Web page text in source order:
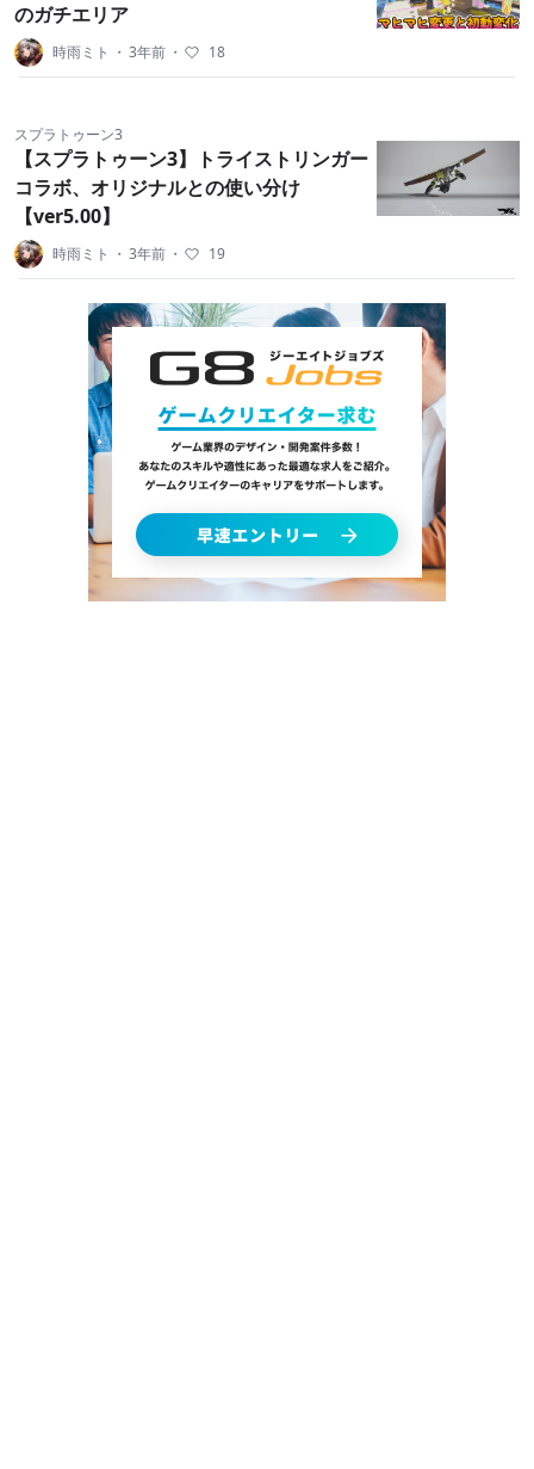
のガチエリア
時雨ミト ・ 3年前 ・ 18
スプラトゥーン3
【スプラトゥーン3】トライストリンガー
コラボ、オリジナルとの使い分け
【ver5.00】
時雨ミト ・ 3年前 ・ 19